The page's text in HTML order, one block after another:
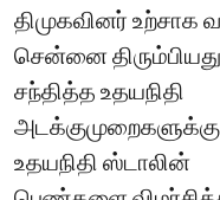
திமுகவினர் உற்சாக
சென்னை
சந்தித்த உதயநிதி
உதயநிதி ஸ்டாலின்